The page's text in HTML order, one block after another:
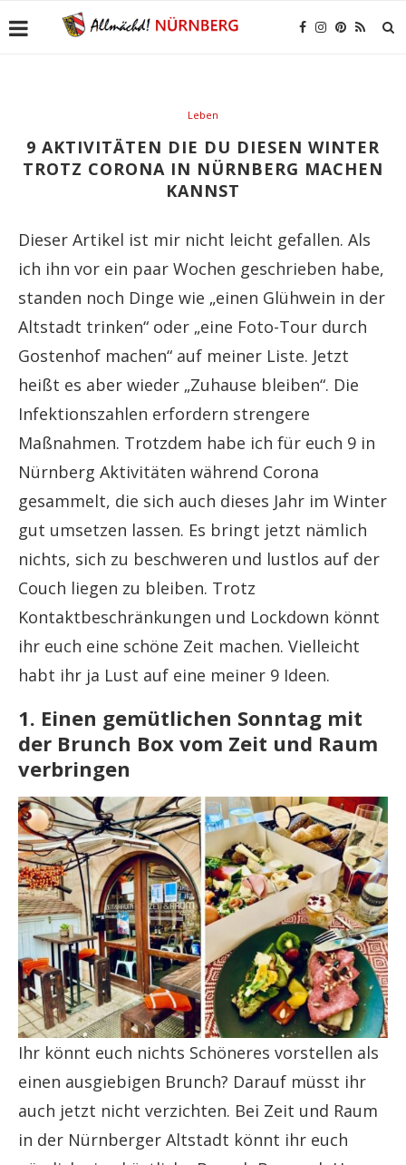
Leben
9 AKTIVITÄTEN DIE DU DIESEN WINTER
TROTZ CORONA IN NÜRNBERG MACHEN
KANNST
Dieser Artikel ist mir nicht leicht gefallen. Als
ich ihn vor ein paar Wochen geschrieben habe,
standen noch Dinge wie „einen Glühwein in der
Altstadt trinken“ oder „eine Foto-Tour durch
Gostenhof machen“ auf meiner Liste. Jetzt
heißt es aber wieder „Zuhause bleiben“. Die
Infektionszahlen erfordern strengere
Maßnahmen. Trotzdem habe ich für euch 9 in
Nürnberg Aktivitäten während Corona
gesammelt, die sich auch dieses Jahr im Winter
gut umsetzen lassen. Es bringt jetzt nämlich
nichts, sich zu beschweren und lustlos auf der
Couch liegen zu bleiben. Trotz
Kontaktbeschränkungen und Lockdown könnt
ihr euch eine schöne Zeit machen. Vielleicht
habt ihr ja Lust auf eine meiner 9 Ideen.
1. Einen gemütlichen Sonntag mit
der Brunch Box vom Zeit und Raum
verbringen
Ihr könnt euch nichts Schöneres vorstellen als
einen ausgiebigen Brunch? Darauf müsst ihr
auch jetzt nicht verzichten. Bei Zeit und Raum
in der Nürnberger Altstadt könnt ihr euch